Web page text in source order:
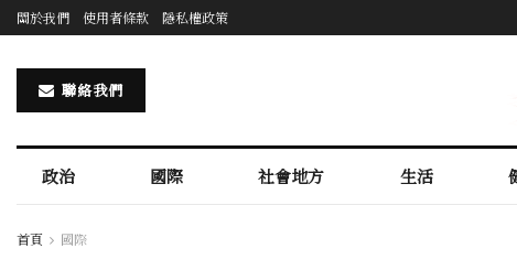
關於我們 使用者條款 隱私權政策
聯絡我們
政治 國際 社會地方 生活
首頁 國際